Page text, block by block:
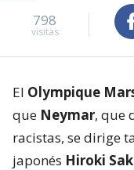
798
visitas
El Olympique
que Neymar, que
racistas, se dirige
japonés Hiroki